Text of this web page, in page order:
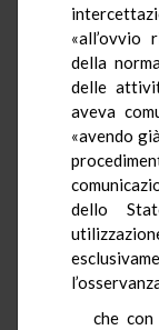
«all’ovvio
della
delle
aveva
«avendo
dello
che